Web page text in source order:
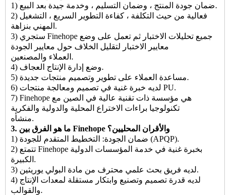
1) ضمان جودة المنتج ، وضمان التسليم ، وخدمة جيدة بعد البيع.
2) فعالية من حيث التكلفة ، كفاءة التطوير السريع ، التشغيل
المهني بنزاهة.
3) ستجري Finehope جميع تحليلات الاختبار ثم تعمل على وضع
معايير الاختبار لتقليل الخلاف حول معايير الجودة
العملاء والمصنعين.
4) وضع إدارة الإنتاج العجاف.
5) مساعدة العملاء على تطوير وتصميم منتجات جديدة.
6) لديه خبرة غنية في تصميم ومعالجة منتجات PU.
7) Finehope هي مؤسسة ذات تقنية عالية في الصين مع
تكنولوجيا براءات الاختراع المحلية والدولية والفكرية
منشأه.
3. ما هو الفرق بين Finehope والأقران المحليين؟
1) ضمان الجودة: التخطيط المتقدم للجودة (APQP).
2) تتمتع Finehope بخبرة غنية في خدمة المؤسسات الدولية
الكبيرة.
3) لديه فريق بحث علمي محترف من مادة البولي يوريثين.
4) لديه قدرة تصميم وتصنيع وابتكار مستقلة لمعدات الإنتاج
والقوالب.